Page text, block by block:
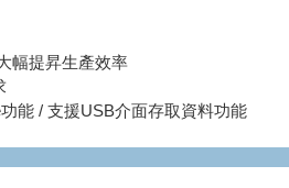
幅提昇生產效率
能 / 支援USB介面存取資料功能